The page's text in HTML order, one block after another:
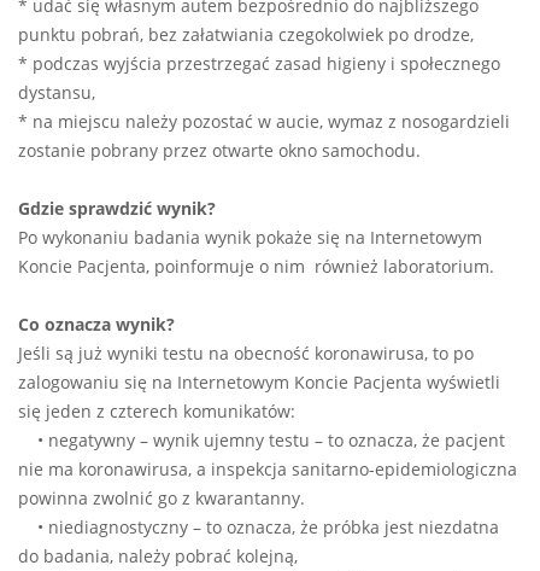
* udać się własnym autem bezpośrednio do najbliższego
punktu pobrań, bez załatwiania czegokolwiek po drodze,
* podczas wyjścia przestrzegać zasad higieny i społecznego
dystansu,
* na miejscu należy pozostać w aucie, wymaz z nosogardzieli
zostanie pobrany przez otwarte okno samochodu.
Gdzie sprawdzić wynik?
Po wykonaniu badania wynik pokaże się na Internetowym
Koncie Pacjenta, poinformuje o nim również laboratorium.
Co oznacza wynik?
Jeśli są już wyniki testu na obecność koronawirusa, to po
zalogowaniu się na Internetowym Koncie Pacjenta wyświetli
się jeden z czterech komunikatów:
• negatywny – wynik ujemny testu – to oznacza, że pacjent
nie ma koronawirusa, a inspekcja sanitarno-epidemiologiczna
powinna zwolnić go z kwarantanny.
• niediagnostyczny – to oznacza, że próbka jest niezdatna
do badania, należy pobrać kolejną,